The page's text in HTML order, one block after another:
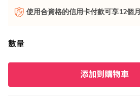
使用合資格的信用卡付款可享12個
數量
添加到購物車